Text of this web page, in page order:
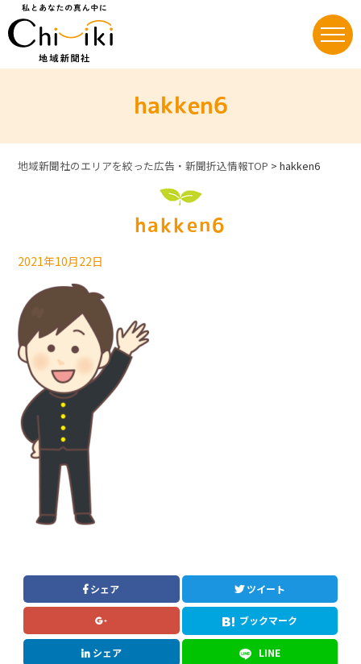
hakken6
地域新聞社のエリアを絞った広告・新聞折込情報TOP >hakken6
hakken6
2021年10月22日
シェア ツイート
ブックマーク
シェア LINE